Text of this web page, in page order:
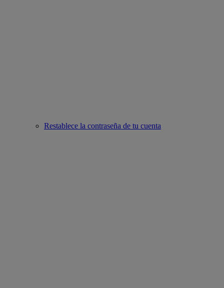
Restablece la contraseña de tu cuenta